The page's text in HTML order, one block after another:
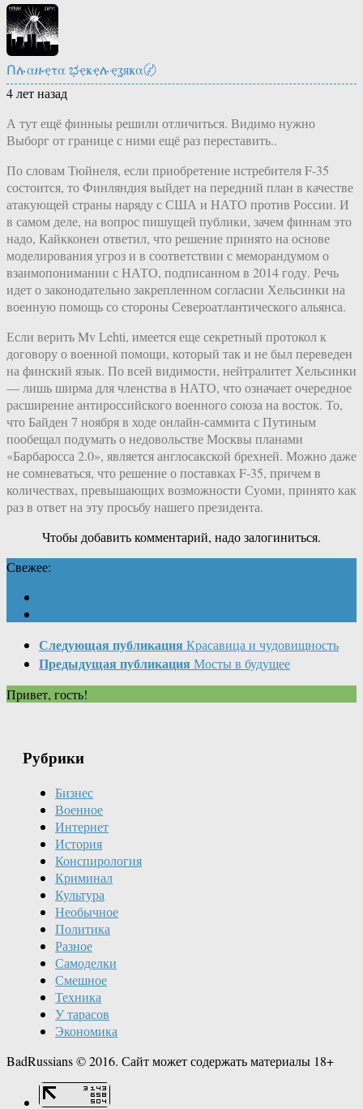
Ոሉαዙҿτα ಭҿҝҿሉҿʓяҝα〄
4 лет назад
А тут ещё финныы решили отличиться. Видимо нужно
Выборг от границе с ними ещё раз переставить..
По словам Тюйнеля, если приобретение истребителя F-35
состоится, то Финляндия выйдет на передний план в качестве
атакующей страны наряду с США и НАТО против России. И
в самом деле, на вопрос пишущей публики, зачем финнам это
надо, Кайкконен ответил, что решение принято на основе
моделирования угроз и в соответствии с меморандумом о
взаимопонимании с НАТО, подписанном в 2014 году. Речь
идет о законодательно закрепленном согласии Хельсинки на
военную помощь со стороны Североатлантического альянса.
Если верить Mv Lehti, имеется еще секретный протокол к
договору о военной помощи, который так и не был переведен
на финский язык. По всей видимости, нейтралитет Хельсинки
— лишь ширма для членства в НАТО, что означает очередное
расширение антироссийского военного союза на восток. То,
что Байден 7 ноября в ходе онлайн-саммита с Путиным
пообещал подумать о недовольстве Москвы планами
«Барбаросса 2.0», является англосакской брехней. Можно даже
не сомневаться, что решение о поставках F-35, причем в
количествах, превышающих возможности Суоми, принято как
раз в ответ на эту просьбу нашего президента.
Чтобы добавить комментарий, надо залогиниться.
Свежее:
Следующая публикация Красавица и чудовищность
Предыдущая публикация Мосты в будущее
Привет, гость!
Рубрики
Бизнес
Военное
Интернет
История
Конспирология
Криминал
Культура
Необычное
Политика
Разное
Самоделки
Смешное
Техника
У тарасов
Экономика
BadRussians © 2016. Сайт может содержать материалы 18+